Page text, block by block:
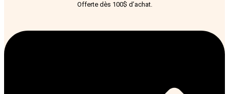
Offerte dès 100$ d’achat.